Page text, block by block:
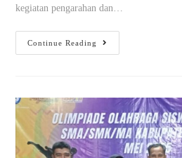
kegiatan pengarahan dan…
Continue Reading